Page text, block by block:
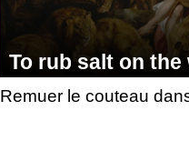
To rub salt on the
Remuer le couteau